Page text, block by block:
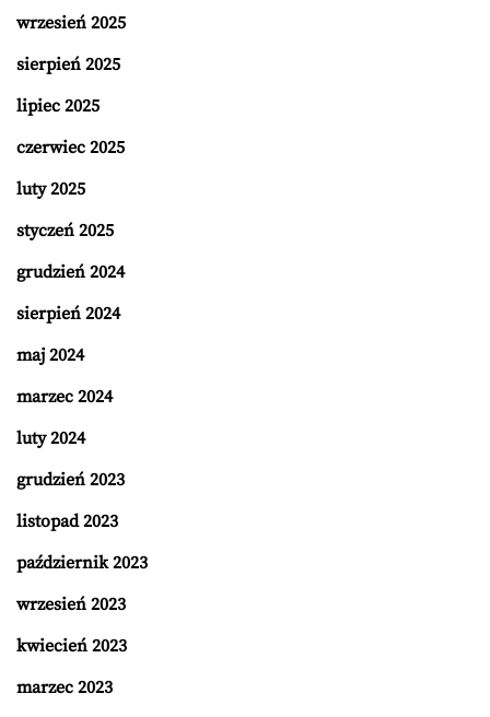
wrzesień 2025
sierpień 2025
lipiec 2025
czerwiec 2025
luty 2025
styczeń 2025
grudzień 2024
sierpień 2024
maj 2024
marzec 2024
luty 2024
grudzień 2023
listopad 2023
październik 2023
wrzesień 2023
kwiecień 2023
marzec 2023